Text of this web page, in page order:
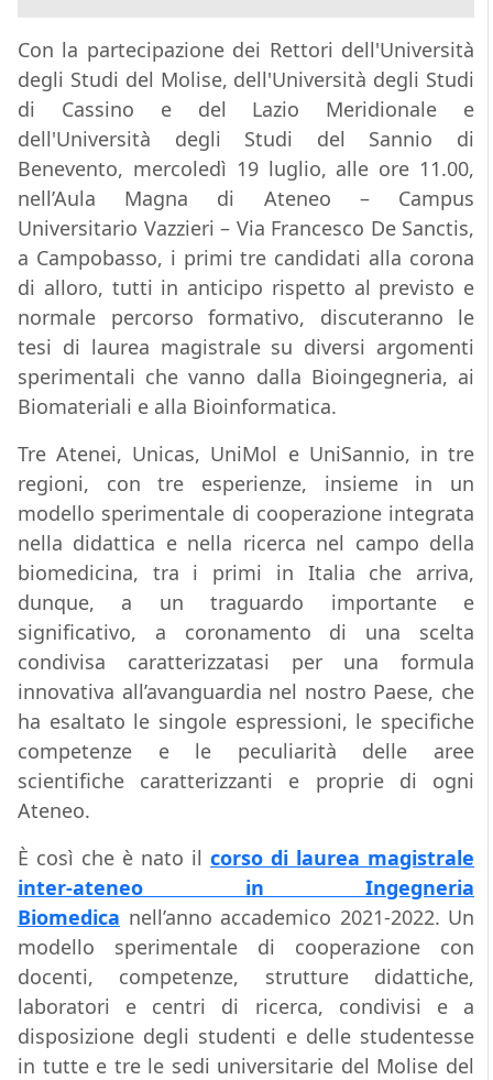
Con la partecipazione dei Rettori dell'Università
degli Studi del Molise, dell'Università degli Studi
di Cassino e del Lazio Meridionale e
dell'Università degli Studi del Sannio di
Benevento, mercoledì 19 luglio, alle ore 11.00,
nell’Aula Magna di Ateneo – Campus
Universitario Vazzieri – Via Francesco De Sanctis,
a Campobasso, i primi tre candidati alla corona
di alloro, tutti in anticipo rispetto al previsto e
normale percorso formativo, discuteranno le
tesi di laurea magistrale su diversi argomenti
sperimentali che vanno dalla Bioingegneria, ai
Biomateriali e alla Bioinformatica.
Tre Atenei, Unicas, UniMol e UniSannio, in tre
regioni, con tre esperienze, insieme in un
modello sperimentale di cooperazione integrata
nella didattica e nella ricerca nel campo della
biomedicina, tra i primi in Italia che arriva,
dunque, a un traguardo importante e
significativo, a coronamento di una scelta
condivisa caratterizzatasi per una formula
innovativa all’avanguardia nel nostro Paese, che
ha esaltato le singole espressioni, le specifiche
competenze e le peculiarità delle aree
scientifiche caratterizzanti e proprie di ogni
Ateneo.
È così che è nato il corso di laurea magistrale
inter-ateneo in Ingegneria
Biomedica nell’anno accademico 2021-2022. Un
modello sperimentale di cooperazione con
docenti, competenze, strutture didattiche,
laboratori e centri di ricerca, condivisi e a
disposizione degli studenti e delle studentesse
in tutte e tre le sedi universitarie del Molise del